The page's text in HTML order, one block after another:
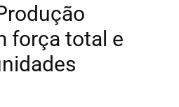
força total e